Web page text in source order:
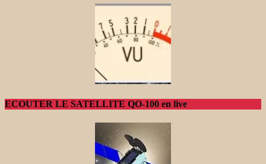
ECOUTER LE SATELLITE QO-100 en live